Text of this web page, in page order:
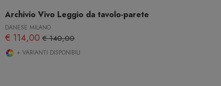
Archivio Vivo Leggio da tavolo-parete
DANESE MILANO
€ 114,00 € 140,00
+ VARIANTI DISPONIBILI